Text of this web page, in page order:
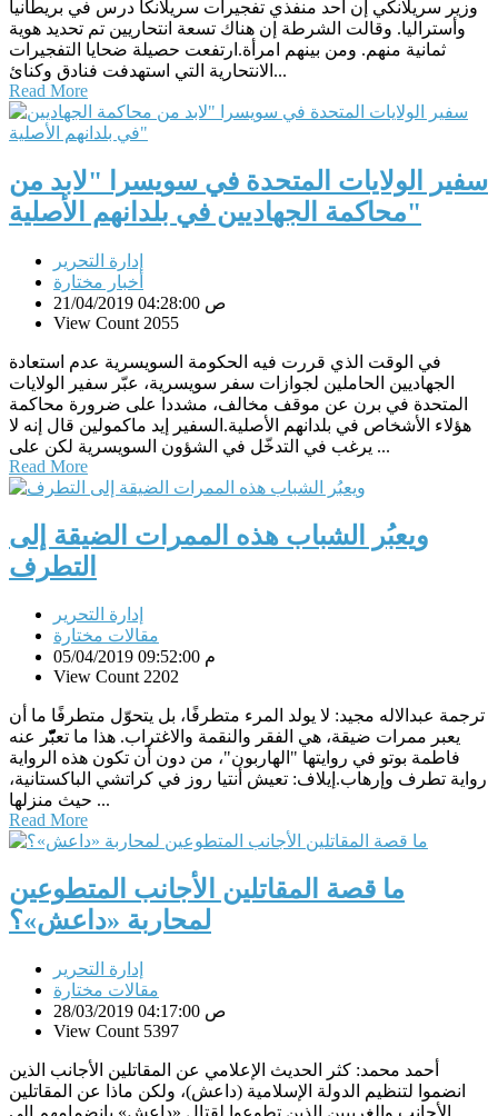
وزير سريلانكي إن أحد منفذي تفجيرات سريلانكا درس في بريطانيا
وأستراليا. وقالت الشرطة إن هناك تسعة انتحاريين تم تحديد هوية
ثمانية منهم. ومن بينهم امرأة.ارتفعت حصيلة ضحايا التفجيرات
الانتحارية التي استهدفت فنادق وكنائ...
Read More
سفير الولايات المتحدة في سويسرا "لابد من
محاكمة الجهاديين في بلدانهم الأصلية"
إدارة التحرير
أخبار مختارة
21/04/2019 04:28:00 ص
View Count 2055
في الوقت الذي قررت فيه الحكومة السويسرية عدم استعادة
الجهاديين الحاملين لجوازات سفر سويسرية، عبّر سفير الولايات
المتحدة في برن عن موقف مخالف، مشددا على ضرورة محاكمة
هؤلاء الأشخاص في بلدانهم الأصلية.السفير إيد ماكمولين قال إنه لا
يرغب في التدخّل في الشؤون السويسرية لكن على ...
Read More
ويعبُر الشباب هذه الممرات الضيقة إلى
التطرف
إدارة التحرير
مقالات مختارة
05/04/2019 09:52:00 م
View Count 2202
ترجمة عبدالاله مجيد: لا يولد المرء متطرفًا، بل يتحوّل متطرفًا ما أن
يعبر ممرات ضيقة، هي الفقر والنقمة والاغتراب. هذا ما تعبّّّّر عنه
فاطمة بوتو في روايتها "الهاربون"، من دون أن تكون هذه الرواية
رواية تطرف وإرهاب.إيلاف: تعيش أنتيا روز في كراتشي الباكستانية،
حيث منزلها ...
Read More
ما قصة المقاتلين الأجانب المتطوعين
لمحاربة «داعش»؟
إدارة التحرير
مقالات مختارة
28/03/2019 04:17:00 ص
View Count 5397
أحمد محمد: كثر الحديث الإعلامي عن المقاتلين الأجانب الذين
انضموا لتنظيم الدولة الإسلامية (داعش)، ولكن ماذا عن المقاتلين